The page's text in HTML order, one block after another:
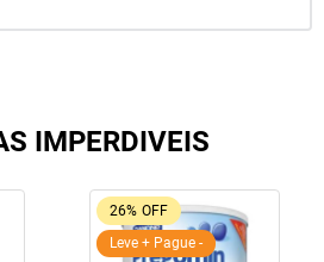
IMPERDIVEIS
26% OFF
Leve + Pague -